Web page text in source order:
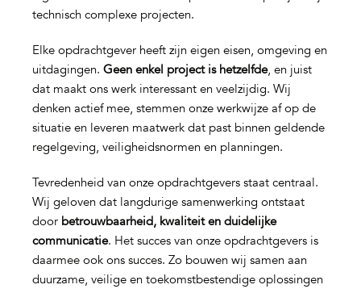
technisch complexe projecten.
Elke opdrachtgever heeft zijn eigen eisen, omgeving en
uitdagingen. Geen enkel project is hetzelfde, en juist
dat maakt ons werk interessant en veelzijdig. Wij
denken actief mee, stemmen onze werkwijze af op de
situatie en leveren maatwerk dat past binnen geldende
regelgeving, veiligheidsnormen en planningen.
Tevredenheid van onze opdrachtgevers staat centraal.
Wij geloven dat langdurige samenwerking ontstaat
door betrouwbaarheid, kwaliteit en duidelijke
communicatie. Het succes van onze opdrachtgevers is
daarmee ook ons succes. Zo bouwen wij samen aan
duurzame, veilige en toekomstbestendige oplossingen